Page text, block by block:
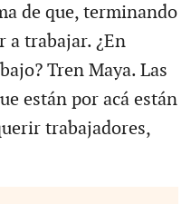
de que, terminando
a trabajar. ¿En
Tren Maya. Las
están por acá están
trabajadores,